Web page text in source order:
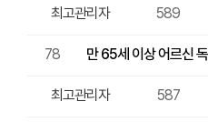
최고관리자 589
78 만 65세 이상 어르신
최고관리자 587